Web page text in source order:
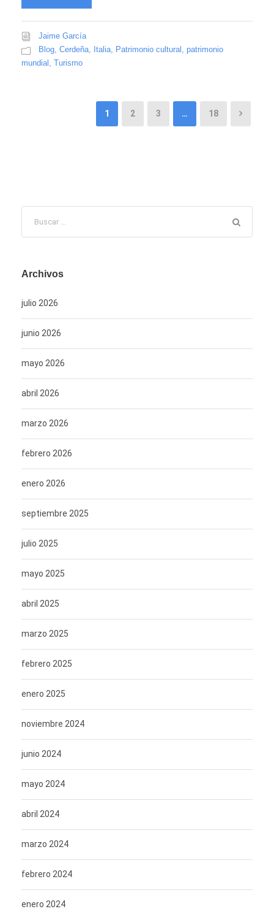
Jaime García
Blog, Cerdeña, Italia, Patrimonio cultural , patrimonio
mundial , Turismo
1 2 3 … 18
Archivos
julio 2026
junio 2026
mayo 2026
abril 2026
marzo 2026
febrero 2026
enero 2026
septiembre 2025
julio 2025
mayo 2025
abril 2025
marzo 2025
febrero 2025
enero 2025
noviembre 2024
junio 2024
mayo 2024
abril 2024
marzo 2024
febrero 2024
enero 2024